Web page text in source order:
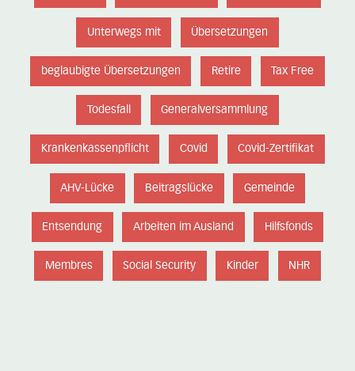
Unterwegs mit Übersetzungen
beglaubigte Übersetzungen Retire Tax Free
Todesfall Generalversammlung
Krankenkassenpflicht Covid Covid-Zertifikat
AHV-Lücke Beitragslücke Gemeinde
Entsendung Arbeiten im Ausland Hilfsfonds
Membres Social Security Kinder NHR